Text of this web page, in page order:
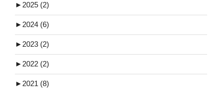
► 2025 (2)
► 2024 (6)
► 2023 (2)
► 2022 (2)
► 2021 (8)